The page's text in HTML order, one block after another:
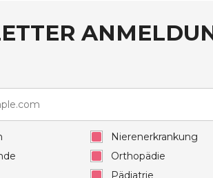
Nierenerkrankung
Orthopädie